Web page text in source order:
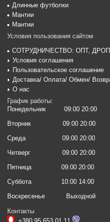
Длинные футболки
Мантии
Мантии
Условия пользования сайтом
СОТРУДНИЧЕСТВО: ОПТ, ДРОП
Условия соглашения
Пользовательское соглашение
Доставка/ Оплата/ Обмен/
О нас
График работы:
Понедельник
09:00 20:00
Вторник
09:00 20:00
Среда
09:00 20:00
Четверг
09:00 20:00
Пятница
09:00 20:00
Суббота
10:00 14:00
Воскресенье
Выходной
Контакты